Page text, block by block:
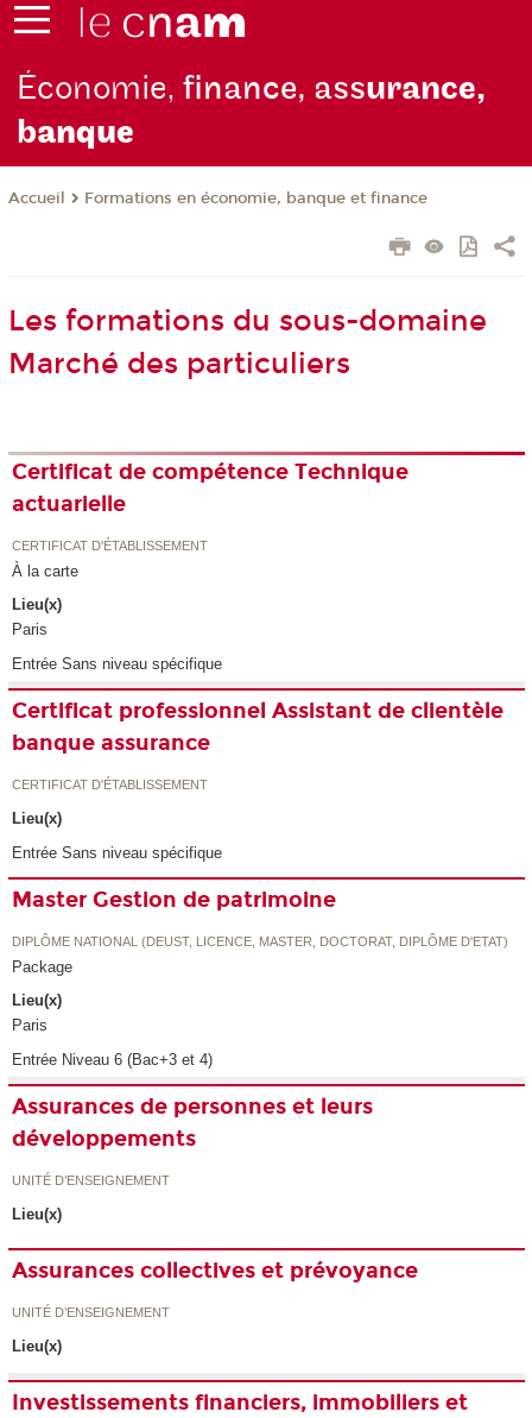
Économie,finance, assurance,
banque
Accueil Formations en économie, banque et finance
Les formations du sous-domaine
Marché des particuliers
Certificat de compétence Technique
actuarielle
CERTIFICAT D'ÉTABLISSEMENT
À la carte
Lieu(x)
Paris
Entrée Sans niveau spécifique
Certificat professionnel Assistant de clientèle
banque assurance
CERTIFICAT D'ÉTABLISSEMENT
Lieu(x)
Entrée Sans niveau spécifique
Master Gestion de patrimoine
DIPLÔME NATIONAL (DEUST, LICENCE, MASTER, DOCTORAT, DIPLÔME D'ETAT)
Package
Lieu(x)
Paris
Entrée Niveau 6 (Bac+3 et 4)
Assurances de personnes et leurs
développements
UNITÉ D’ENSEIGNEMENT
Lieu(x)
Assurances collectives et prévoyance
UNITÉ D’ENSEIGNEMENT
Lieu(x)
Investissements financiers, immobiliers et